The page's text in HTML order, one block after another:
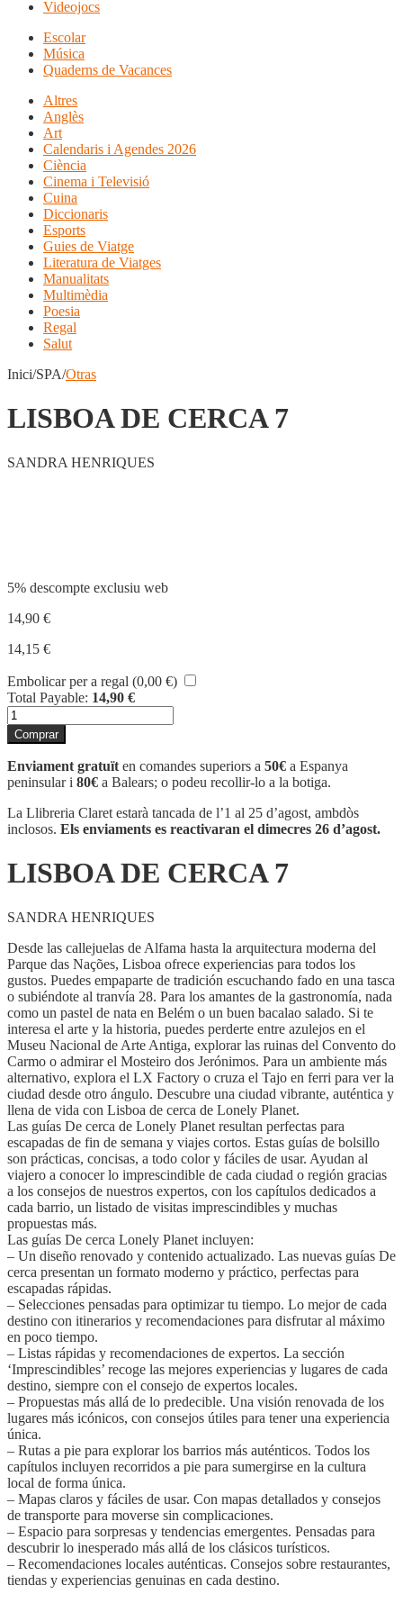
Videojocs
Escolar
Música
Quaderns de Vacances
Altres
Anglès
Art
Calendaris i Agendes 2026
Ciència
Cinema i Televisió
Cuina
Diccionaris
Esports
Guies de Viatge
Literatura de Viatges
Manualitats
Multimèdia
Poesia
Regal
Salut
Inici/SPA/Otras
LISBOA DE CERCA 7
SANDRA HENRIQUES
5% descompte exclusiu web
14,90 €
14,15 €
Embolicar per a regal (0,00 €)
Total Payable: 14,90 €
quantitat
de
LISBOA
DE
CERCA
7
Comprar
Enviament gratuït en comandes superiors a 50€ a Espanya
peninsular i 80€ a Balears; o podeu recollir-lo a la botiga.
La Llibreria Claret estarà tancada de l’1 al 25 d’agost, ambdòs
inclosos. Els enviaments es reactivaran el dimecres 26 d’agost.
LISBOA DE CERCA 7
SANDRA HENRIQUES
Desde las callejuelas de Alfama hasta la arquitectura moderna del
Parque das Nações, Lisboa ofrece experiencias para todos los
gustos. Puedes empaparte de tradición escuchando fado en una tasca
o subiéndote al tranvía 28. Para los amantes de la gastronomía, nada
como un pastel de nata en Belém o un buen bacalao salado. Si te
interesa el arte y la historia, puedes perderte entre azulejos en el
Museu Nacional de Arte Antiga, explorar las ruinas del Convento do
Carmo o admirar el Mosteiro dos Jerónimos. Para un ambiente más
alternativo, explora el LX Factory o cruza el Tajo en ferri para ver la
ciudad desde otro ángulo. Descubre una ciudad vibrante, auténtica y
llena de vida con Lisboa de cerca de Lonely Planet.
Las guías De cerca de Lonely Planet resultan perfectas para
escapadas de fin de semana y viajes cortos. Estas guías de bolsillo
son prácticas, concisas, a todo color y fáciles de usar. Ayudan al
viajero a conocer lo imprescindible de cada ciudad o región gracias
a los consejos de nuestros expertos, con los capítulos dedicados a
cada barrio, un listado de visitas imprescindibles y muchas
propuestas más.
Las guías De cerca Lonely Planet incluyen:
– Un diseño renovado y contenido actualizado. Las nuevas guías De
cerca presentan un formato moderno y práctico, perfectas para
escapadas rápidas.
– Selecciones pensadas para optimizar tu tiempo. Lo mejor de cada
destino con itinerarios y recomendaciones para disfrutar al máximo
en poco tiempo.
– Listas rápidas y recomendaciones de expertos. La sección
‘Imprescindibles’ recoge las mejores experiencias y lugares de cada
destino, siempre con el consejo de expertos locales.
– Propuestas más allá de lo predecible. Una visión renovada de los
lugares más icónicos, con consejos útiles para tener una experiencia
única.
– Rutas a pie para explorar los barrios más auténticos. Todos los
capítulos incluyen recorridos a pie para sumergirse en la cultura
local de forma única.
– Mapas claros y fáciles de usar. Con mapas detallados y consejos
de transporte para moverse sin complicaciones.
– Espacio para sorpresas y tendencias emergentes. Pensadas para
descubrir lo inesperado más allá de los clásicos turísticos.
– Recomendaciones locales auténticas. Consejos sobre restaurantes,
tiendas y experiencias genuinas en cada destino.